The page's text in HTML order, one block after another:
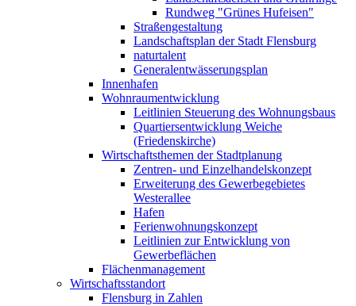
Rundweg "Grünes Hufeisen"
Straßengestaltung
Landschaftsplan der Stadt Flensburg
naturtalent
Generalentwässerungsplan
Innenhafen
Wohnraumentwicklung
Leitlinien Steuerung des Wohnungsbaus
Quartiersentwicklung Weiche
(Friedenskirche)
Wirtschaftsthemen der Stadtplanung
Zentren- und Einzelhandelskonzept
Erweiterung des Gewerbegebietes
Westerallee
Hafen
Ferienwohnungskonzept
Leitlinien zur Entwicklung von
Gewerbeflächen
Flächenmanagement
Wirtschaftsstandort
Flensburg in Zahlen